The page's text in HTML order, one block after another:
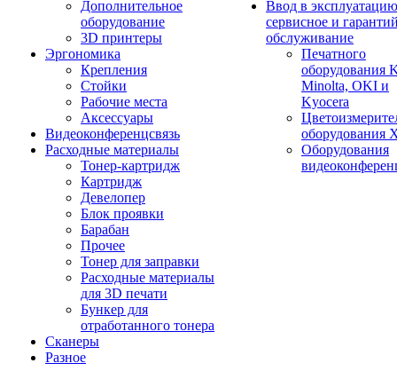
Дополнительное
оборудование
3D принтеры
Эргономика
Крепления
Стойки
Рабочие места
Аксессуары
Видеоконференцсвязь
Расходные материалы
Тонер-картридж
Картридж
Девелопер
Блок проявки
Барабан
Прочее
Тонер для заправки
Расходные материалы
для 3D печати
Бункер для
отработанного тонера
Сканеры
Разное
Ввод в
сервисное и
обслуживание
Печатного
оборудования
Minolta, OKI и
Kyocera
оборудования
Оборудования